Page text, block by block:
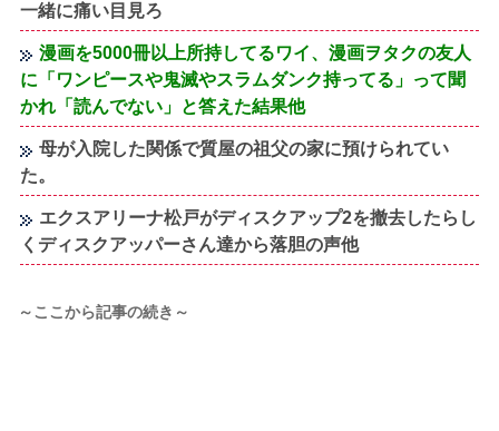
一緒に痛い目見ろ
漫画を5000冊以上所持してるワイ、漫画ヲタクの友人
に「ワンピースや鬼滅やスラムダンク持ってる」って聞
かれ「読んでない」と答えた結果他
母が入院した関係で質屋の祖父の家に預けられてい
た。
エクスアリーナ松戸がディスクアップ2を撤去したらし
くディスクアッパーさん達から落胆の声他
～ここから記事の続き～